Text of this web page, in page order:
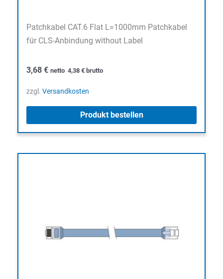
Patchkabel CAT.6 Flat L=1000mm Patchkabel
für CLS-Anbindung without Label
3,68 € netto 4,38 € brutto
zzgl. Versandkosten
Produkt bestellen